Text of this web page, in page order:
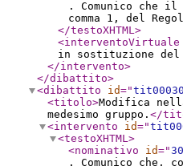
. Comunico che
comma 1, del
</testoXHTML>
<interventoVirtuale
in sostituzione del
</intervento>
</dibattito>
<dibattito
id="tit00030
<titolo>Modifica
medesimo gruppo. </
<intervento
id="
<testoXHTML>
<nominativo
id="
. Comunico che,